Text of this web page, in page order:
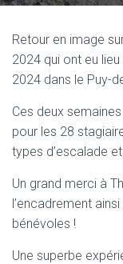
Retour en image
2024 qui ont eu
2024 dans le Puy-
Ces deux
pour les 28
types d’escalade
Un grand merci à
l’encadrement
bénévoles !
Une superbe